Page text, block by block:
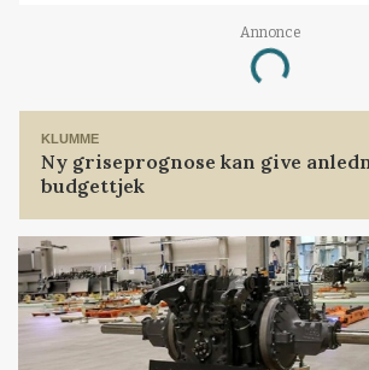
Annonce
Loading...
KLUMME
Ny griseprognose kan give
budgettjek